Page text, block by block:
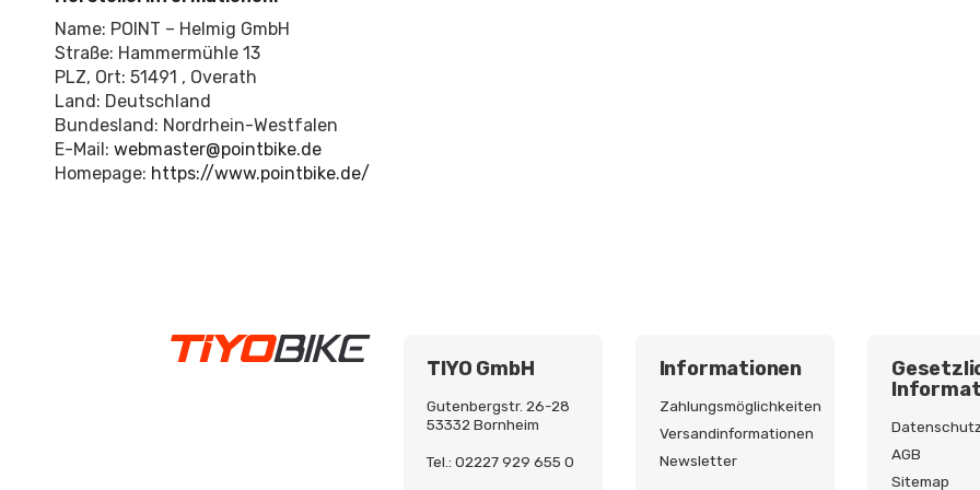
Name: POINT – Helmig GmbH
Straße: Hammermühle 13
PLZ, Ort: 51491 , Overath
Land: Deutschland
Bundesland: Nordrhein-Westfalen
E-Mail: webmaster@pointbike.de
Homepage: https://www.pointbike.de/
TIYO GmbH
Gutenbergstr. 26-28
53332 Bornheim
Tel.: 02227 929 655 0
Informationen
Zahlungsmöglichkeiten
Versandinformationen
Newsletter
Datenschutz
AGB
Sitemap